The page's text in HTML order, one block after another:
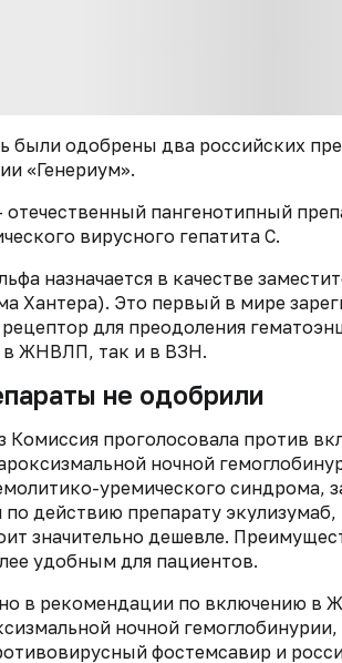
были одобрены два российских
«Генериум».
пангенотипный
вирусного гепатита С.
назначается в качестве
Хантера). Это первый в мире
для преодоления
в ЖНВЛП, так и в ВЗН.
не одобрили
Комиссия проголосовала против
ночной
уремического синдрома,
по действию препарату
значительно дешевле.
удобным для пациентов.
в рекомендации по включению в
ночной
фостемсавир и